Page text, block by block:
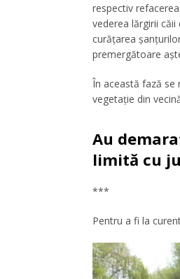
respectiv
vederea lărgirii
curățarea
premergătoare
În această fază se
vegetație din
Au
limită cu
***
Pentru a fi la